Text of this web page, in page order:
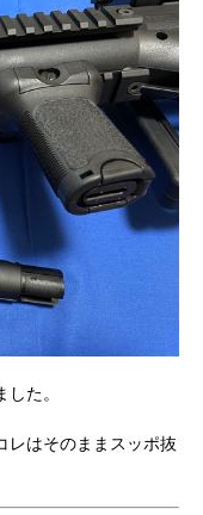
た。
レはそのままスッポ抜